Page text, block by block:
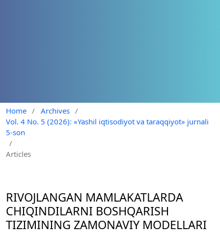
Home / Archives /
Vol. 4 No. 5 (2026): «Yashil iqtisodiyot va taraqqiyot» jurnali
5-son
/
Articles
RIVOJLANGAN MAMLAKATLARDA
CHIQINDILARNI BOSHQARISH
TIZIMINING ZAMONAVIY MODELLARI